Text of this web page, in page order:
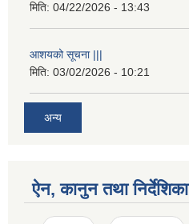
मिति: 04/22/2026 - 13:43
आशयको सूचना |||
मिति: 03/02/2026 - 10:21
अन्य
ऐन, कानुन तथा निर्देशिका